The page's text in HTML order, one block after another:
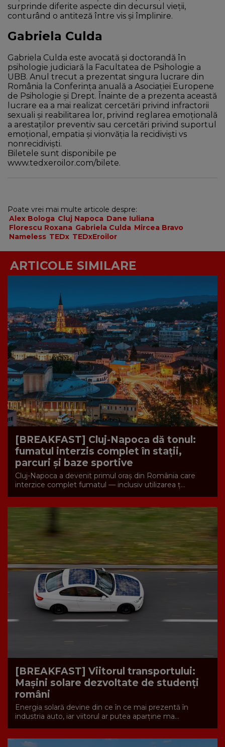
surprinde diferite aspecte din decursul vieții,
conturând o antiteză între vis și împlinire.
Gabriela Culda
Gabriela Culda este avocată și doctorandă în
psihologie judiciară la Facultatea de Psihologie a
UBB. Anul trecut a prezentat singura lucrare din
România la Conferința anuală a Asociației Europene
de Psihologie și Drept. Înainte de a prezenta această
lucrare ea a mai realizat cercetări privind infractorii
sexuali și reabilitarea lor, privind reglarea emoțională
a arestaților preventiv sau cercetări privind suportul
emoțional, empatia și vionvăția la recidiviști vs
nonrecidiviști.
Biletele sunt disponibile pe
www.tedxeroilor.com/bilete.
Poate vrei mai multe articole despre:
Alex Bologa Cluj Napoca Dane Iuliana
Florescu Roxana Gabriela Culda Mircea Bravo
Nameless TEDx TEDxEroilor
ARTICOLE SIMILARE
[BREAKFAST] Cluj-Napoca dă tonul:
fumatul interzis complet în stații,
parcuri și baze sportive
Cluj-Napoca a devenit primul oraș din România care
interzice complet fumatul — inclusiv utilizarea ț...
[BREAKFAST] Viitorul transportului:
Mașini solare dezvoltate de studenți
români
Energia solară devine din ce în ce mai prezentă în
industria auto, iar viitorul ar putea aparține ma...